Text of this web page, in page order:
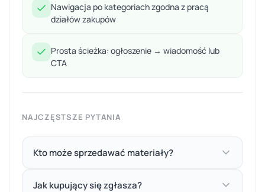
Nawigacja po kategoriach zgodna z pracą
działów zakupów
Prosta ścieżka: ogłoszenie → wiadomość lub
CTA
NAJCZĘSTSZE PYTANIA
Kto może sprzedawać materiały?
Jak kupujący się zgłasza?